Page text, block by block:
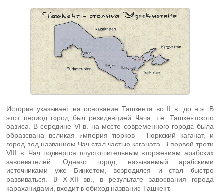
История указывает на основание Ташкента во II в. до н.э. В
этот период город был резиденцией Чача, т.е. Ташкентского
оазиса. В середине VI в. на месте современного города была
образована великая империя тюрков - Тюркский каганат, и
город под названием Чач стал частью каганата. В первой трети
VIII в. Чач подвергся опустошительным вторжениям арабских
завоевателей. Однако город, называемый арабскими
источниками уже Бинкетом, возродился и стал быстро
развиваться. В Х-ХII вв., в результате завоевания города
караханидами, входит в обиход название Ташкент.